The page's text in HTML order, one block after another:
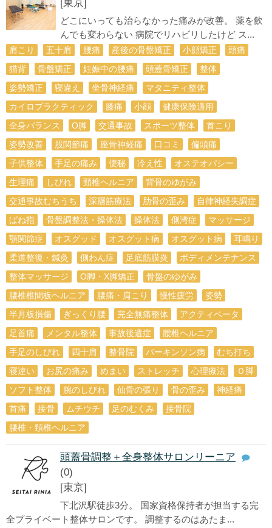
[東京]
どこにいっても治らなかった痛みが改善。 薬を飲
んでも変わらない 病院でリハビリしたけど ス...
肩こり 五十肩 腰痛 産後の骨盤矯正 小顔矯正
頭痛
猫背
骨盤矯正 妊娠中の腰痛 頭蓋骨矯正
整体
姿勢矯正
寝違え 坐骨神経痛
マタニティ整体
カイロプラクティック
膝痛 小顔
健康保険適用
全身バランス
О脚 交通事故 スポーツ整体
首こり
姿勢改善
股関節痛 座骨神経痛 口コミ
偏頭痛
子供整体
手足の痛み 便秘 冷え性
オステオパシー
生理痛
しびれ 頸椎ヘルニア
背骨のゆがみ
交通事故むちうち
深層筋療法 肋骨の歪み
自律神経失調症
ばね指
骨盤調整法・操体法 操体法 側湾症
マッサージ
顎関節症
オスグッド オスグット病 オスグット病
耳鳴り
柔道整復・鍼灸
側わん症 足底筋膜炎
ボディメンテナンス
整体マッサージ
O脚・X脚矯正
骨盤のゆがみ
腰椎椎間板ヘルニア
腰痛・肩こり 慢性疲労
姿勢
半月板損傷
ぎっくり腰 完全無痛整体
アクティベータ
足首痛
メンタル整体 事故後遺症
腰椎ヘルニア
手足のしびれ
四十肩 整骨院 パーキンソン病
むち打ち
寝違い
お尻の痛み めまい ストレッチ 心理療法
Ｏ脚
ソフト整体
腕のしびれ 仙骨の張り 骨の歪み
神経痛
首痛
接骨 ムチウチ 足のむくみ
接骨院
腰椎・頚椎ヘルニア
頭蓋骨調整＋全身整体サロンリーニア
(0)
[東京]
下北沢駅徒歩3分。 国家資格保持者が担当する完
全プライベート整体サロンです。 調整するのはあたま...